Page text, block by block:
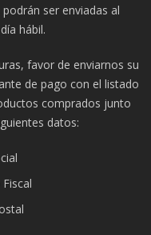
ser enviadas al
hábil.
favor de enviarnos su
de pago con el listado
comprados junto
datos: